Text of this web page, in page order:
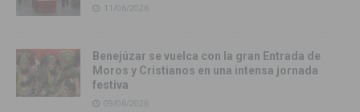
11/06/2026
Benejúzar se vuelca con la gran Entrada de
Moros y Cristianos en una intensa jornada
festiva
09/06/2026